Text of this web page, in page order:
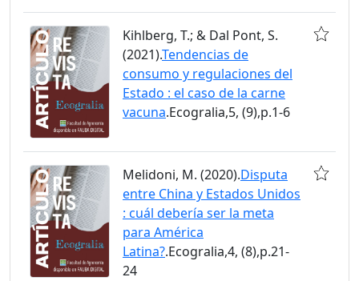
Kihlberg, T.; & Dal Pont, S.
(2021).Tendencias de
consumo y regulaciones del
Estado : el caso de la carne
vacuna.Ecogralia,5, (9),p.1-6
Melidoni, M. (2020).Disputa
entre China y Estados Unidos
: cuál debería ser la meta
para América
Latina?.Ecogralia,4, (8),p.21-
24